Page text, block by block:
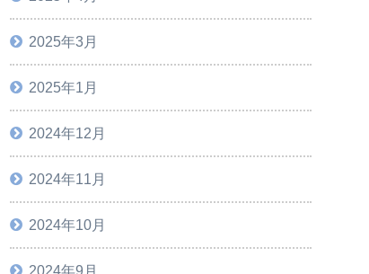
2025年3月
2025年1月
2024年12月
2024年11月
2024年10月
2024年9月